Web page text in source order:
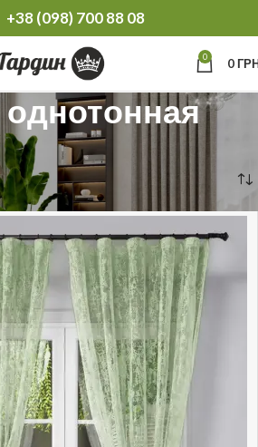
+38 (098) 700 88 08
0 0
Отображение 1–12 из 134